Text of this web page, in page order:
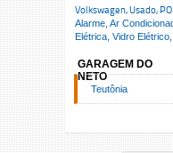
Volkswagen, Usado,
Alarme, Ar
Elétrica, Vidro
GARAGEM DO
NETO
Teutônia